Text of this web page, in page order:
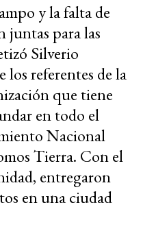
y la falta de
juntas para las
Silverio
referentes de la
que tiene
en todo el
Nacional
Tierra. Con el
entregaron
en una ciudad